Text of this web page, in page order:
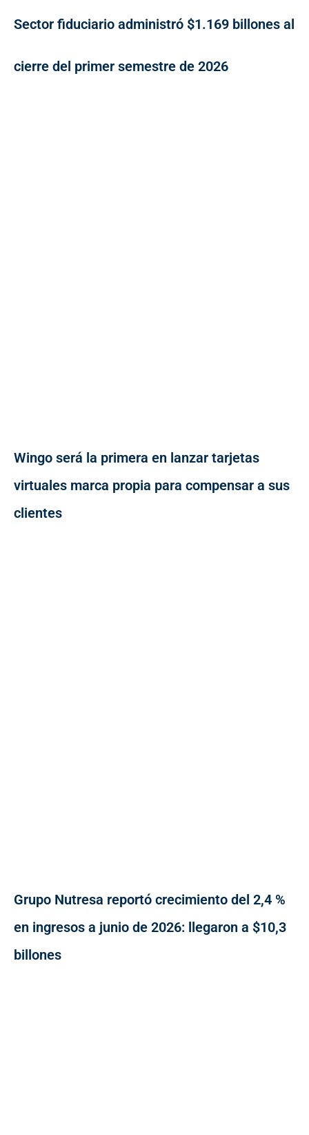
Sector fiduciario administró $1.169 billones al
cierre del primer semestre de 2026
Wingo será la primera en lanzar tarjetas
virtuales marca propia para compensar a sus
clientes
Grupo Nutresa reportó crecimiento del 2,4 %
en ingresos a junio de 2026: llegaron a $10,3
billones